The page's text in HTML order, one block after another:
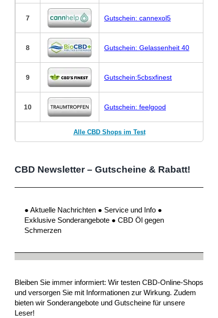
7 Gutschein: cannexol5
8 Gutschein: Gelassenheit 40
9 Gutschein:5cbsxfinest
10 Gutschein: feelgood
Alle CBD Shops im Test
CBD Newsletter – Gutscheine & Rabatt!
● Aktuelle Nachrichten ● Service und Info ●
Exklusive Sonderangebote ● CBD Öl gegen
Schmerzen
Bleiben Sie immer informiert: Wir testen CBD-Online-Shops
und versorgen Sie mit Informationen zur Wirkung. Zudem
bieten wir Sonderangebote und Gutscheine für unsere
Leser!